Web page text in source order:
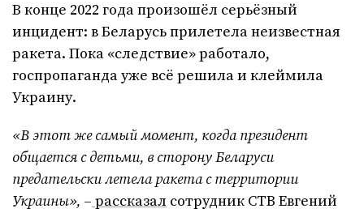
В конце 2022 года произошёл серьёзный
инцидент: в Беларусь прилетела неизвестная
ракета. Пока «следствие» работало,
госпропаганда уже всё решила и клеймила
Украину.
«В этот же самый момент, когда президент
общается с детьми, в сторону Беларуси
предательски летела ракета с территории
Украины», – рассказал сотрудник СТВ Евгений